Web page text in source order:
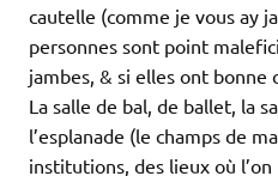
cautelle (comme je vous ay
personnes sont point
jambes, & si elles ont bonne
La salle de bal, de ballet, la
l’esplanade (le champs de
institutions, des lieux où